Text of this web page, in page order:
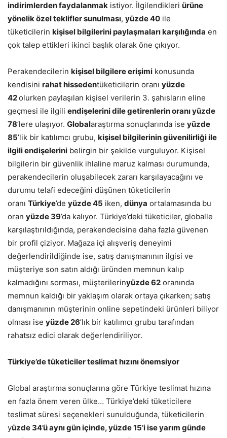
indirimlerden faydalanmak istiyor. İlgilendikleri ürüne
yönelik özel teklifler sunulması, yüzde 40 ile
tüketicilerin kişisel bilgilerini paylaşmaları karşılığında en
çok talep ettikleri ikinci başlık olarak öne çıkıyor.
Perakendecilerin kişisel bilgilere erişimi konusunda
kendisini rahat hissedentüketicilerin oranı yüzde
42olurken paylaşılan kişisel verilerin 3. şahısların eline
geçmesi ile ilgili endişelerini dile getirenlerin oranı yüzde
78’lere ulaşıyor. Globalaraştırma sonuçlarında ise yüzde
85’lik bir katılımcı grubu, kişisel bilgilerinin güvenilirliği ile
ilgili endişelerini belirgin bir şekilde vurguluyor. Kişisel
bilgilerin bir güvenlik ihlaline maruz kalması durumunda,
perakendecilerin oluşabilecek zararı karşılayacağını ve
durumu telafi edeceğini düşünen tüketicilerin
oranı Türkiye’de yüzde 45 iken, dünya ortalamasında bu
oran yüzde 39’da kalıyor. Türkiye’deki tüketiciler, globalle
karşılaştırıldığında, perakendecisine daha fazla güvenen
bir profil çiziyor. Mağaza içi alışveriş deneyimi
değerlendirildiğinde ise, satış danışmanının ilgisi ve
müşteriye son satın aldığı üründen memnun kalıp
kalmadığını sorması, müşterilerinyüzde 62 oranında
memnun kaldığı bir yaklaşım olarak ortaya çıkarken; satış
danışmanının müşterinin online sepetindeki ürünleri biliyor
olması ise yüzde 26’lık bir katılımcı grubu tarafından
rahatsız edici olarak değerlendiriliyor.
Türkiye’de tüketiciler teslimat hızını önemsiyor
Global araştırma sonuçlarına göre Türkiye teslimat hızına
en fazla önem veren ülke… Türkiye’deki tüketicilere
teslimat süresi seçenekleri sunulduğunda, tüketicilerin
yüzde 34’ü aynı gün içinde, yüzde 15’i ise yarım günde